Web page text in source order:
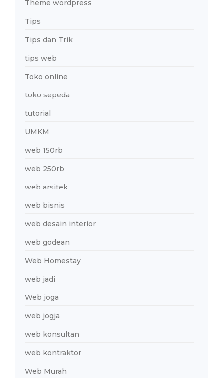
Theme wordpress
Tips
Tips dan Trik
tips web
Toko online
toko sepeda
tutorial
UMKM
web 150rb
web 250rb
web arsitek
web bisnis
web desain interior
web godean
Web Homestay
web jadi
Web joga
web jogja
web konsultan
web kontraktor
Web Murah